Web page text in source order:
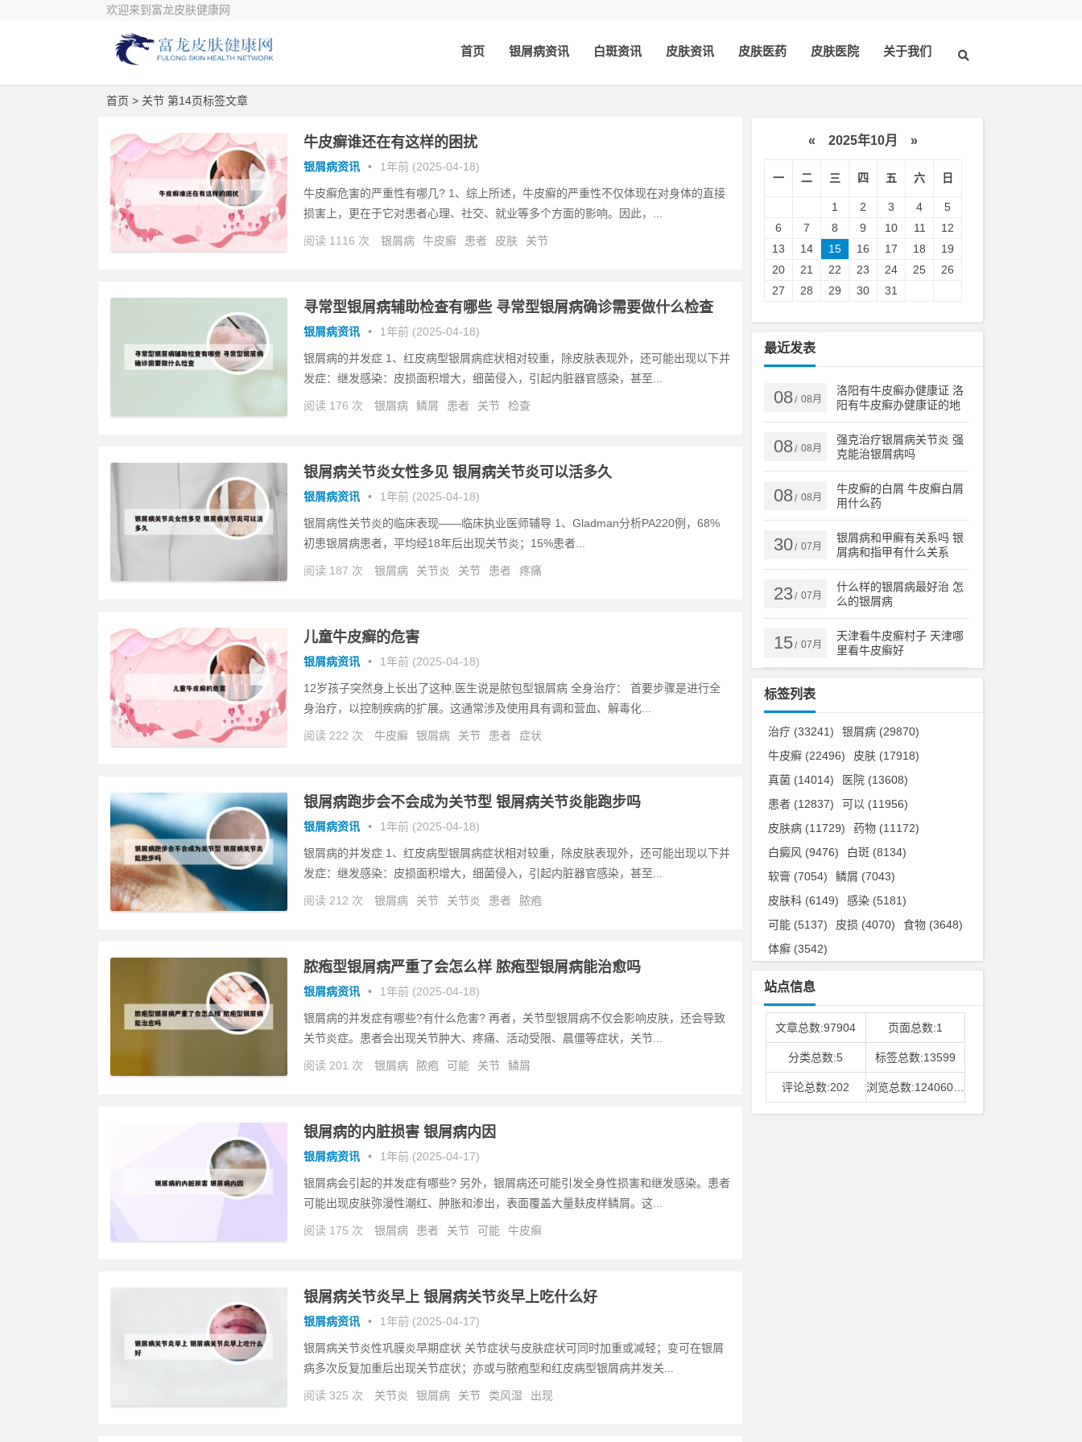
欢迎来到富龙皮肤健康网
首页 银屑病资讯 白斑资讯 皮肤资讯 皮肤医药 皮肤医院 关于我们
首页 > 关节 第14页标签文章
牛皮癣谁还在有这样的困扰
银屑病资讯 • 1年前 (2025-04-18)
牛皮癣危害的严重性有哪几? 1、综上所述，牛皮癣的严重性不仅体现在对身体的直接
损害上，更在于它对患者心理、社交、就业等多个方面的影响。因此，...
阅读 1116 次 银屑病 牛皮癣 患者 皮肤 关节
寻常型银屑病辅助检查有哪些 寻常型银屑病确诊需要做什么检查
银屑病资讯 • 1年前 (2025-04-18)
银屑病的并发症 1、红皮病型银屑病症状相对较重，除皮肤表现外，还可能出现以下并
发症：继发感染：皮损面积增大，细菌侵入，引起内脏器官感染，甚至...
阅读 176 次 银屑病 鳞屑 患者 关节 检查
银屑病关节炎女性多见 银屑病关节炎可以活多久
银屑病资讯 • 1年前 (2025-04-18)
银屑病性关节炎的临床表现——临床执业医师辅导 1、Gladman分析PA220例，68%
初患银屑病患者，平均经18年后出现关节炎；15%患者...
阅读 187 次 银屑病 关节炎 关节 患者 疼痛
儿童牛皮癣的危害
银屑病资讯 • 1年前 (2025-04-18)
12岁孩子突然身上长出了这种,医生说是脓包型银屑病 全身治疗： 首要步骤是进行全
身治疗，以控制疾病的扩展。这通常涉及使用具有调和营血、解毒化...
阅读 222 次 牛皮癣 银屑病 关节 患者 症状
银屑病跑步会不会成为关节型 银屑病关节炎能跑步吗
银屑病资讯 • 1年前 (2025-04-18)
银屑病的并发症 1、红皮病型银屑病症状相对较重，除皮肤表现外，还可能出现以下并
发症：继发感染：皮损面积增大，细菌侵入，引起内脏器官感染，甚至...
阅读 212 次 银屑病 关节 关节炎 患者 脓疱
脓疱型银屑病严重了会怎么样 脓疱型银屑病能治愈吗
银屑病资讯 • 1年前 (2025-04-18)
银屑病的并发症有哪些?有什么危害? 再者，关节型银屑病不仅会影响皮肤，还会导致
关节炎症。患者会出现关节肿大、疼痛、活动受限、晨僵等症状，关节...
阅读 201 次 银屑病 脓疱 可能 关节 鳞屑
银屑病的内脏损害 银屑病内因
银屑病资讯 • 1年前 (2025-04-17)
银屑病会引起的并发症有哪些? 另外，银屑病还可能引发全身性损害和继发感染。患者
可能出现皮肤弥漫性潮红、肿胀和渗出，表面覆盖大量麸皮样鳞屑。这...
阅读 175 次 银屑病 患者 关节 可能 牛皮癣
银屑病关节炎早上 银屑病关节炎早上吃什么好
银屑病资讯 • 1年前 (2025-04-17)
银屑病关节炎性巩膜炎早期症状 关节症状与皮肤症状可同时加重或减轻；变可在银屑
病多次反复加重后出现关节症状；亦或与脓疱型和红皮病型银屑病并发关...
阅读 325 次 关节炎 银屑病 关节 类风湿 出现
« 2025年10月 »
一 二 三 四 五 六 日
1 2 3 4
5
6
7 8 9 10 11
12
13
14 15 16 17 18
19
20
21 22 23 24 25
26
27
28 29 30 31
最近发表
08/ 08月
洛阳有牛皮癣办健康证 洛
阳有牛皮癣办健康证的地
方吗
08/ 08月
强克治疗银屑病关节炎 强
克能治银屑病吗
08/ 08月
牛皮癣的白屑 牛皮癣白屑
用什么药
30/ 07月
银屑病和甲癣有关系吗 银
屑病和指甲有什么关系
23/ 07月
什么样的银屑病最好治 怎
么的银屑病
15/ 07月
天津看牛皮癣村子 天津哪
里看牛皮癣好
标签列表
治疗 (33241) 银屑病 (29870)
牛皮癣 (22496) 皮肤 (17918)
真菌 (14014) 医院 (13608)
患者 (12837) 可以 (11956)
皮肤病 (11729) 药物 (11172)
白癜风 (9476) 白斑 (8134)
软膏 (7054) 鳞屑 (7043)
皮肤科 (6149) 感染 (5181)
可能 (5137) 皮损 (4070) 食物 (3648)
体癣 (3542)
站点信息
文章总数:97904 页面总数:1
分类总数:5 标签总数:13599
评论总数:202 浏览总数:12406006